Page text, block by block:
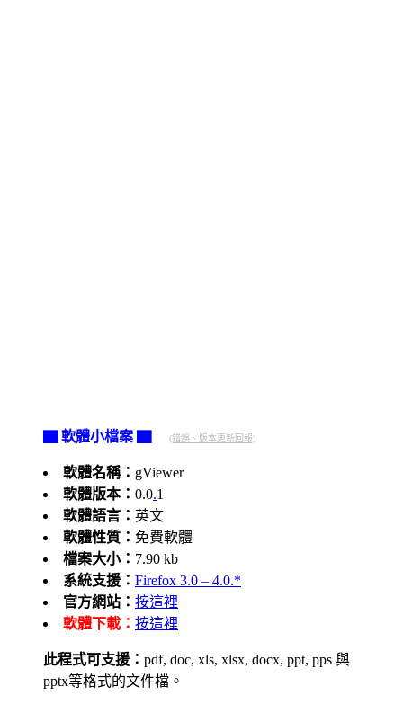
▇ 軟體小檔案 ▇ (錯誤、版本更新回報)
軟體名稱： gViewer
軟體版本： 0.0.1
軟體語言： 英文
軟體性質： 免費軟體
檔案大小： 7.90 kb
系統支援： Firefox 3.0 – 4.0.*
官方網站： 按這裡
軟體下載： 按這裡
此程式可支援： pdf, doc, xls, xlsx, docx, ppt, pps 與
pptx等格式的文件檔。